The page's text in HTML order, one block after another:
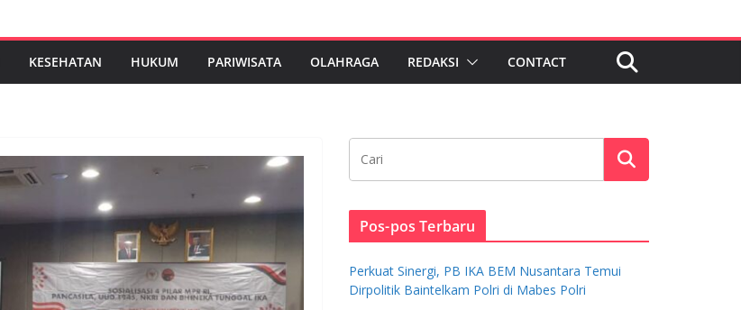
KESEHATAN HUKUM PARIWISATA OLAHRAGA REDAKSI CONTACT
Pos-pos Terbaru
Perkuat Sinergi, PB IKA BEM Nusantara Temui
Dirpolitik Baintelkam Polri di Mabes Polri